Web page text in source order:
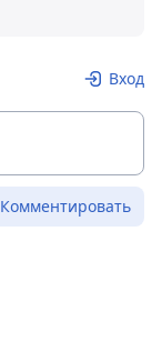
Вход
Комментировать